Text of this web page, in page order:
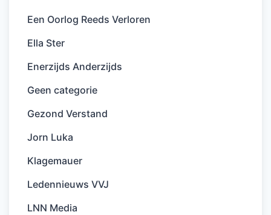
Een Oorlog Reeds Verloren
Ella Ster
Enerzijds Anderzijds
Geen categorie
Gezond Verstand
Jorn Luka
Klagemauer
Ledennieuws VVJ
LNN Media